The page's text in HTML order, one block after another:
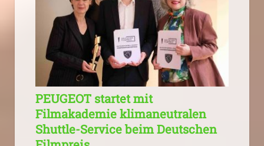
PEUGEOT startet mit
Filmakademie klimaneutralen
Shuttle-Service beim Deutschen